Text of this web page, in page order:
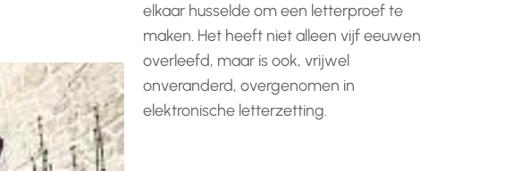
elkaar husselde om een letterproef te
maken. Het heeft niet alleen vijf eeuwen
overleefd, maar is ook, vrijwel
onveranderd, overgenomen in
elektronische letterzetting.